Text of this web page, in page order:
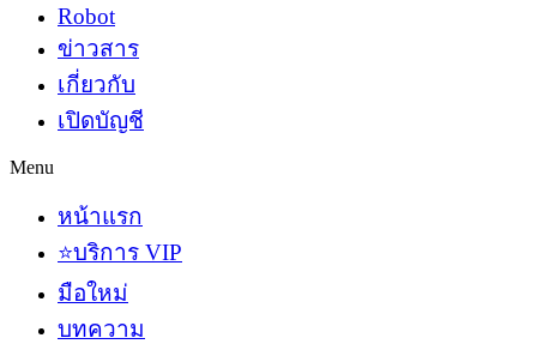
Robot
ข่าวสาร
เกี่ยวกับ
เปิดบัญชี
Menu
หน้าแรก
⭐บริการ VIP
มือใหม่
บทความ